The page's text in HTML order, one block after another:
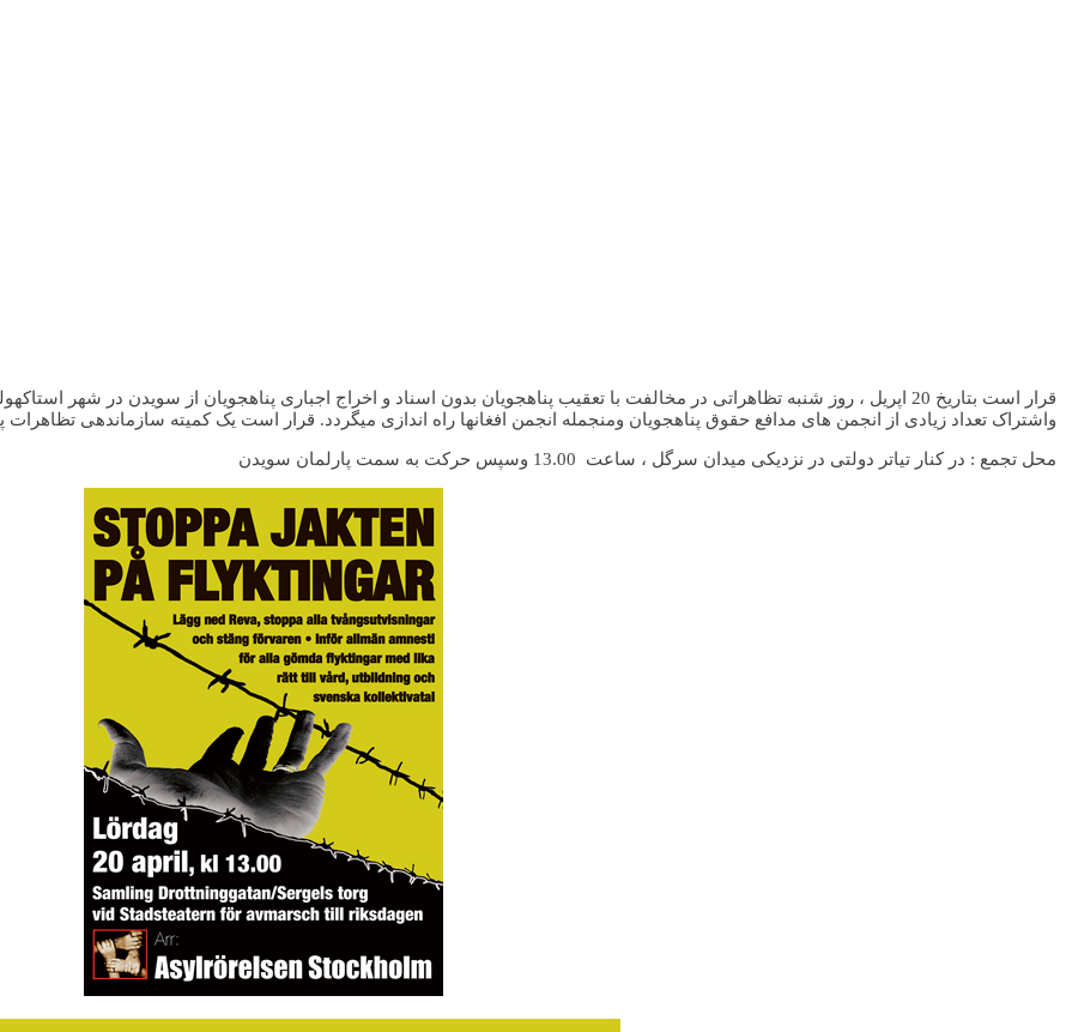
قرار است بتاریخ 20 اپریل ، روز شنبه تظاهراتی در مخالفت با تعقیب پناهجویان بدون اسناد و اخراج اجباری پناهجویان از سویدن در
واشتراک تعداد زیادی از انجمن های مدافع حقوق پناهجویان ومنجمله انجمن افغانها راه اندازی میگردد. قرار است یک کمیته سازماندهی
محل تجمع : در کنار تیاتر دولتی در نزدیکی میدان سرگل ، ساعت 13.00 وسپس حرکت به سمت پارلمان سویدن